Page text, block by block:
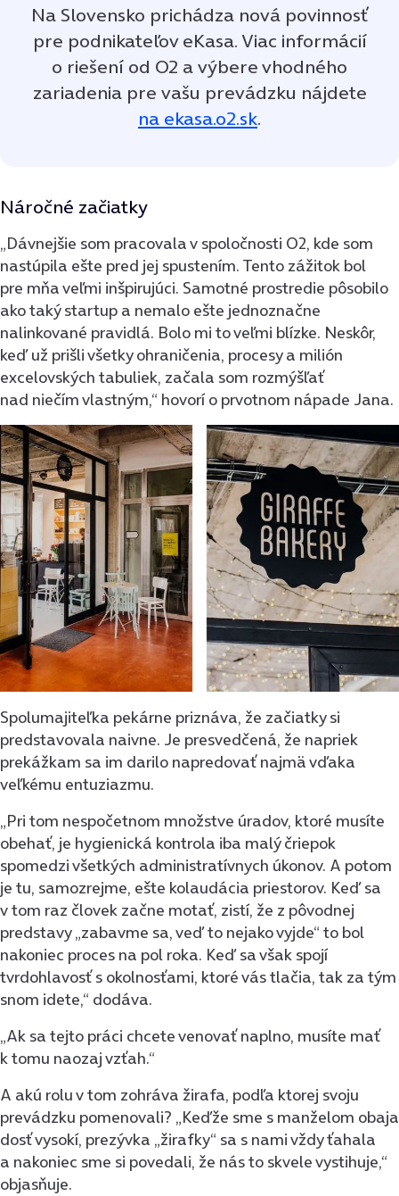
Na Slovensko prichádza nová povinnosť
pre podnikateľov eKasa. Viac informácií
o riešení od O2 a výbere vhodného
zariadenia pre vašu prevádzku nájdete
na ekasa.o2.sk.
Náročné začiatky
„Dávnejšie som pracovala v spoločnosti O2, kde som
nastúpila ešte pred jej spustením. Tento zážitok bol
pre mňa veľmi inšpirujúci. Samotné prostredie pôsobilo
ako taký startup a nemalo ešte jednoznačne
nalinkované pravidlá. Bolo mi to veľmi blízke. Neskôr,
keď už prišli všetky ohraničenia, procesy a milión
excelovských tabuliek, začala som rozmýšľať
nad niečím vlastným,“ hovorí o prvotnom nápade Jana.
Spolumajiteľka pekárne priznáva, že začiatky si
predstavovala naivne. Je presvedčená, že napriek
prekážkam sa im darilo napredovať najmä vďaka
veľkému entuziazmu.
„Pri tom nespočetnom množstve úradov, ktoré musíte
obehať, je hygienická kontrola iba malý čriepok
spomedzi všetkých administratívnych úkonov. A potom
je tu, samozrejme, ešte kolaudácia priestorov. Keď sa
v tom raz človek začne motať, zistí, že z pôvodnej
predstavy „zabavme sa, veď to nejako vyjde“ to bol
nakoniec proces na pol roka. Keď sa však spojí
tvrdohlavosť s okolnosťami, ktoré vás tlačia, tak za tým
snom idete,“ dodáva.
„Ak sa tejto práci chcete venovať naplno, musíte mať
k tomu naozaj vzťah.“
A akú rolu v tom zohráva žirafa, podľa ktorej svoju
prevádzku pomenovali? „Keďže sme s manželom obaja
dosť vysokí, prezývka „žirafky“ sa s nami vždy ťahala
a nakoniec sme si povedali, že nás to skvele vystihuje,“
objasňuje.